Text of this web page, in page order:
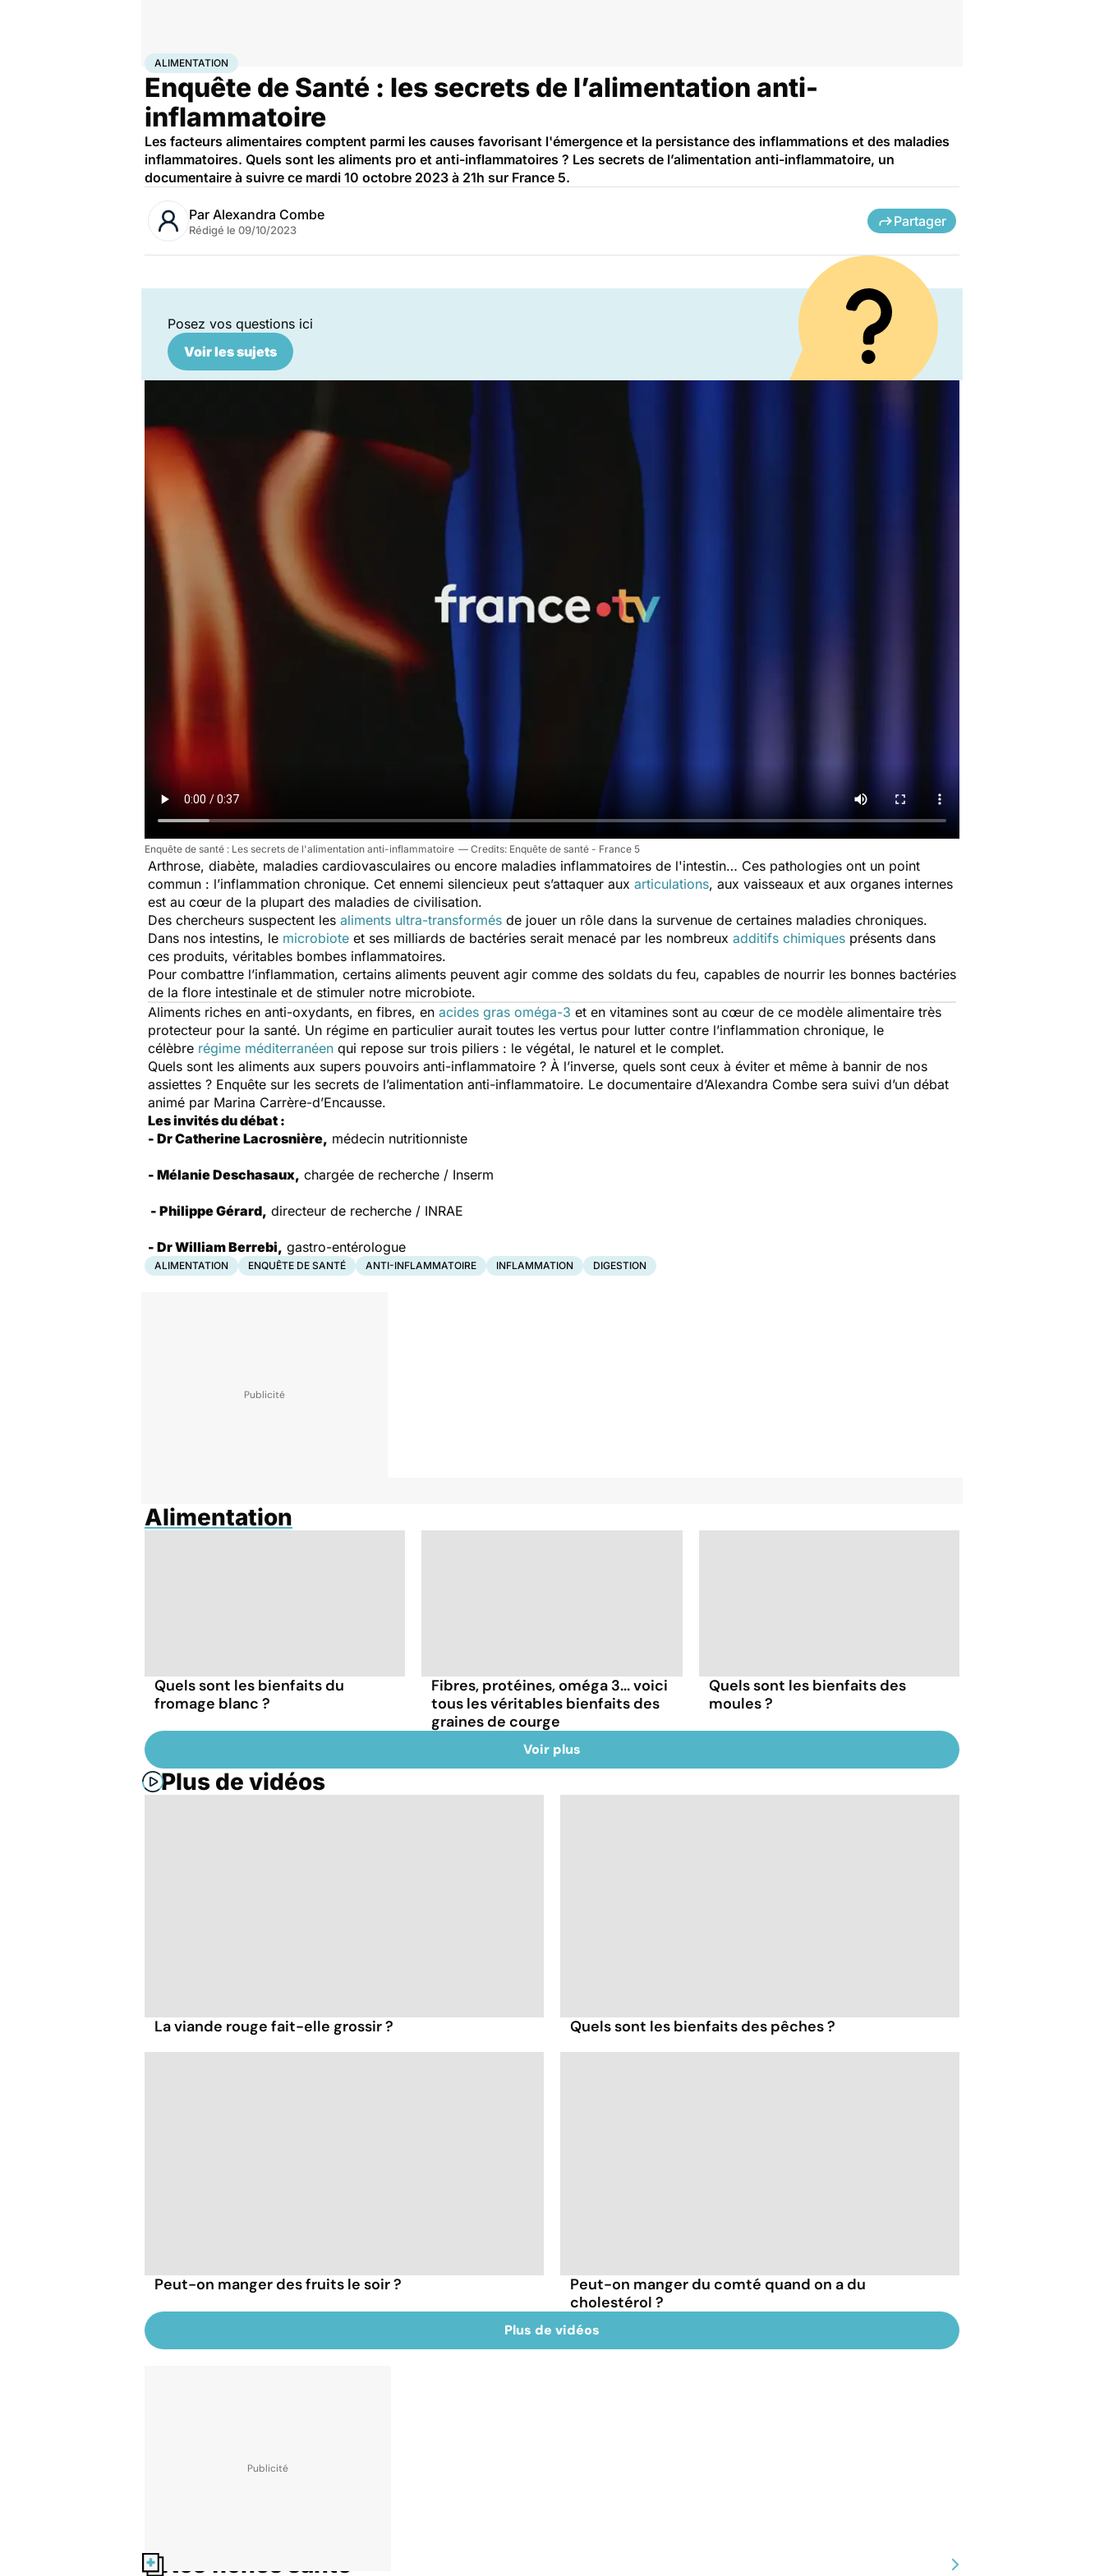
AccueilBien-êtreNutrition
ALIMENTATION
Enquête de Santé : les secrets de l’alimentation anti-
inflammatoire
Les facteurs alimentaires comptent parmi les causes favorisant l'émergence et la persistance des inflammations et des maladies
inflammatoires. Quels sont les aliments pro et anti-inflammatoires ? Les secrets de l’alimentation anti-inflammatoire, un
documentaire à suivre ce mardi 10 octobre 2023 à 21h sur France 5.
Par Alexandra Combe
Rédigé le 09/10/2023
Partager
Posez vos questions ici
Voir les sujets
Enquête de santé : Les secrets de l'alimentation anti-inflammatoire Enquête de santé - France 5
Arthrose, diabète, maladies cardiovasculaires ou encore maladies inflammatoires de l'intestin… Ces pathologies ont un point
commun : l’inflammation chronique. Cet ennemi silencieux peut s’attaquer aux articulations, aux vaisseaux et aux organes internes
est au cœur de la plupart des maladies de civilisation.
Des chercheurs suspectent les aliments ultra-transformés de jouer un rôle dans la survenue de certaines maladies chroniques.
Dans nos intestins, le microbiote et ses milliards de bactéries serait menacé par les nombreux additifs chimiques présents dans
ces produits, véritables bombes inflammatoires.
Pour combattre l’inflammation, certains aliments peuvent agir comme des soldats du feu, capables de nourrir les bonnes bactéries
de la flore intestinale et de stimuler notre microbiote.
Aliments riches en anti-oxydants, en fibres, en acides gras oméga-3 et en vitamines sont au cœur de ce modèle alimentaire très
protecteur pour la santé. Un régime en particulier aurait toutes les vertus pour lutter contre l’inflammation chronique, le
célèbre régime méditerranéen qui repose sur trois piliers : le végétal, le naturel et le complet.
Quels sont les aliments aux supers pouvoirs anti-inflammatoire ? À l’inverse, quels sont ceux à éviter et même à bannir de nos
assiettes ? Enquête sur les secrets de l’alimentation anti-inflammatoire. Le documentaire d’Alexandra Combe sera suivi d’un débat
animé par Marina Carrère-d’Encausse.
Les invités du débat :
- Dr Catherine Lacrosnière, médecin nutritionniste
- Mélanie Deschasaux, chargée de recherche / Inserm
- Philippe Gérard, directeur de recherche / INRAE
- Dr William Berrebi, gastro-entérologue
ALIMENTATION ENQUÊTE DE SANTÉ ANTI-INFLAMMATOIRE INFLAMMATION DIGESTION
Alimentation
Quels sont les bienfaits du
fromage blanc ?
Fibres, protéines, oméga 3... voici
tous les véritables bienfaits des
graines de courge
Quels sont les bienfaits des
moules ?
Voir plus
Plus de vidéos
La viande rouge fait-elle grossir ? Quels sont les bienfaits des pêches ?
Peut-on manger des fruits le soir ?
Peut-on manger du comté quand on a du
cholestérol ?
Plus de vidéos
Nos fiches santé